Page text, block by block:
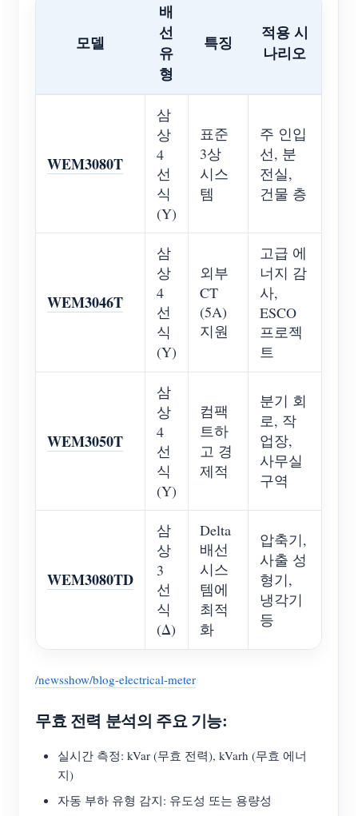
모델
배
선
유
형
특징
적용 시
나리오
WEM3080T
삼
상
4
선
식
(Y)
표준
3상
시스
템
주 인입
선, 분
전실,
건물 층
WEM3046T
삼
상
4
선
식
(Y)
외부
CT
(5A)
지원
고급 에
너지 감
사,
ESCO
프로젝
트
WEM3050T
삼
상
4
선
식
(Y)
컴팩
트하
고 경
제적
분기 회
로, 작
업장,
사무실
구역
WEM3080TD
삼
상
3
선
식
(Δ)
Delta
배선
시스
템에
최적
화
압축기,
사출 성
형기,
냉각기
등
/newsshow/blog-electrical-meter
무효 전력 분석의 주요 기능:
실시간 측정: kVar (무효 전력), kVarh (무효 에너
지)
자동 부하 유형 감지: 유도성 또는 용량성